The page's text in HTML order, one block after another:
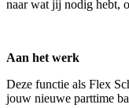
naar wat jij nodig hebt,
Aan het werk
Deze functie als Flex
jouw nieuwe parttime